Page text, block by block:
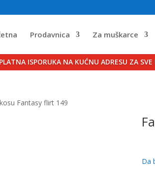
Prodavnica Za muškarce
ISPORUKA NA KUĆNU ADRESU ZA
Fantasy flirt 149
Da